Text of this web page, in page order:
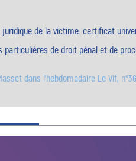
juridique de la victime: certificat
particulières de droit pénal et de
dans l’hebdomadaire Le Vif,